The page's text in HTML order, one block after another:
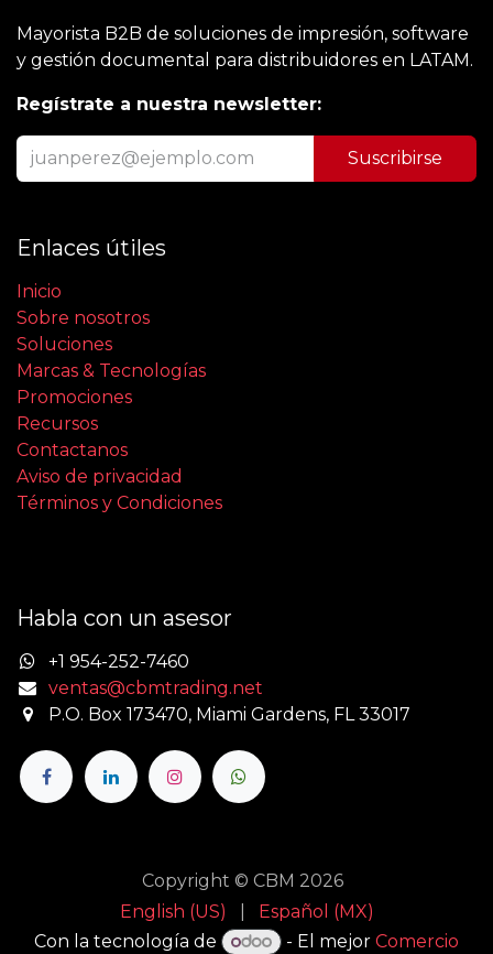
Mayorista B2B de soluciones de impresión, software
y gestión documental para distribuidores en LATAM.
Regístrate a nuestra newsletter:
Suscribirse
Enlaces útiles
Inicio
Sobre nosotros
Soluciones
Marcas & Tecnologías
Promociones
Recursos
Contactanos
Aviso de privacidad
Términos y Condiciones
Habla con un asesor
+1 954-252-7460
ventas@cbmtrading.net
P.O. Box 173470, Miami Gardens, FL 33017
Copyright © CBM 2026
English (US)
Español (MX)
Con la tecnología de
- El mejor Comercio